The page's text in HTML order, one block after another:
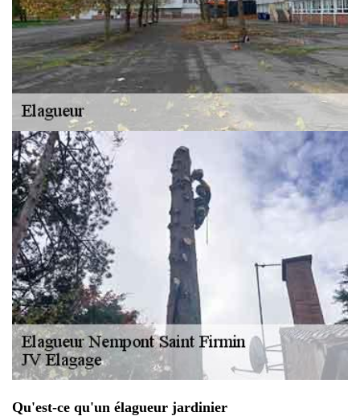
Qu'est-ce qu'un élagueur jardinier